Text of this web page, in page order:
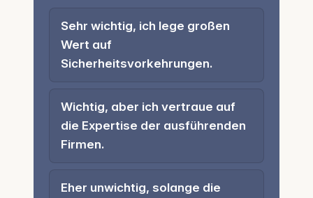
Sehr wichtig, ich lege großen
Wert auf
Sicherheitsvorkehrungen.
Wichtig, aber ich vertraue auf
die Expertise der ausführenden
Firmen.
Eher unwichtig, solange die